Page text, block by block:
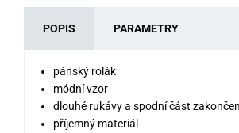
POPIS PARAMETRY
pánský rolák
módní vzor
dlouhé rukávy a spodní část
příjemný materiál